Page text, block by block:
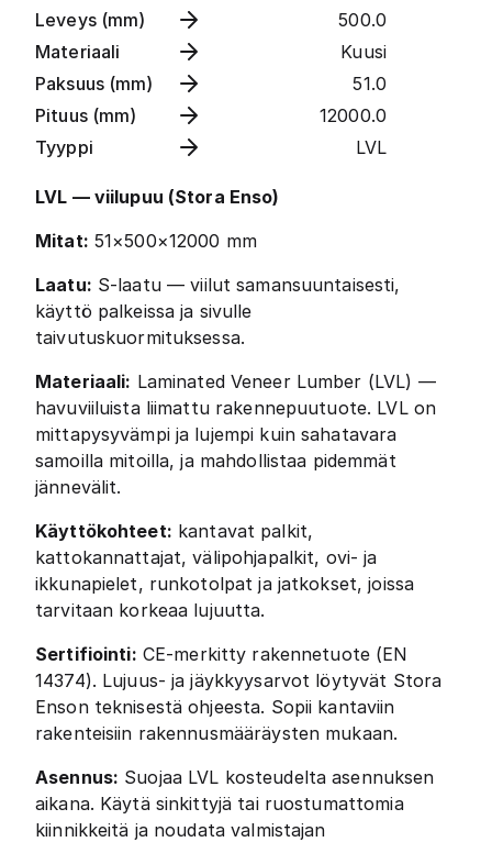
Leveys (mm)
500.0
Materiaali
Kuusi
Paksuus (mm)
51.0
Pituus (mm)
12000.0
Tyyppi
LVL
LVL — viilupuu (Stora Enso)
Mitat: 51×500×12000 mm
Laatu: S-laatu — viilut samansuuntaisesti,
käyttö palkeissa ja sivulle
taivutuskuormituksessa.
Materiaali: Laminated Veneer Lumber (LVL) —
havuviiluista liimattu rakennepuutuote. LVL on
mittapysyvämpi ja lujempi kuin sahatavara
samoilla mitoilla, ja mahdollistaa pidemmät
jännevälit.
Käyttökohteet: kantavat palkit,
kattokannattajat, välipohjapalkit, ovi- ja
ikkunapielet, runkotolpat ja jatkokset, joissa
tarvitaan korkeaa lujuutta.
Sertifiointi: CE-merkitty rakennetuote (EN
14374). Lujuus- ja jäykkyysarvot löytyvät Stora
Enson teknisestä ohjeesta. Sopii kantaviin
rakenteisiin rakennusmääräysten mukaan.
Asennus: Suojaa LVL kosteudelta asennuksen
aikana. Käytä sinkittyjä tai ruostumattomia
kiinnikkeitä ja noudata valmistajan